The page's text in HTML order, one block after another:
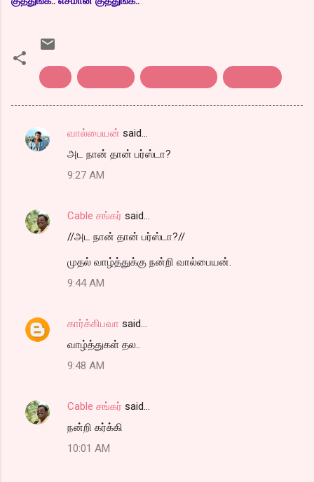
C
e
வால்பையன் said…
அட நான் தான் பர்ஸ்டா?
9:27 AM
Cable சங்கர் said…
//அட நான் தான் பர்ஸ்டா?//
முதல் வாழ்த்துக்கு நன்றி வால்பையன்.
9:44 AM
கார்க்கிபவா said…
வாழ்த்துகள் தல..
9:48 AM
Cable சங்கர் said…
நன்றி கர்க்கி
10:01 AM